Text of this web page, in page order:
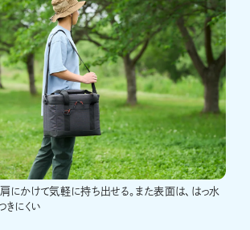
にかけて気軽に持ち出せる。また表面は、はっ水
にくい